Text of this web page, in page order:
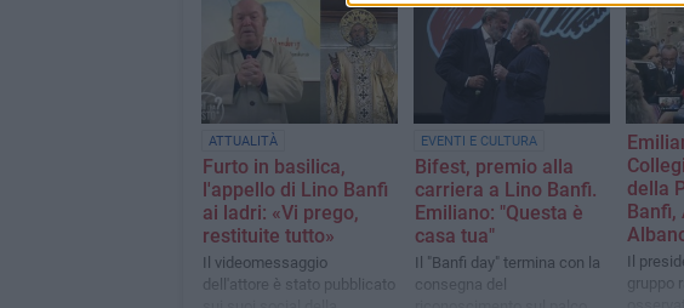
ATTUALITÀ
Furto in basilica,
l'appello di Lino Banfi
ai ladri: «Vi prego,
restituite tutto»
Il videomessaggio
dell'attore è stato pubblicato
EVENTI E CULTURA
Bifest, premio alla
carriera a Lino Banfi.
Emiliano: "Questa è
casa tua"
Il "Banfi day" termina con la
consegna del
della
Banfi,
Il
gruppo